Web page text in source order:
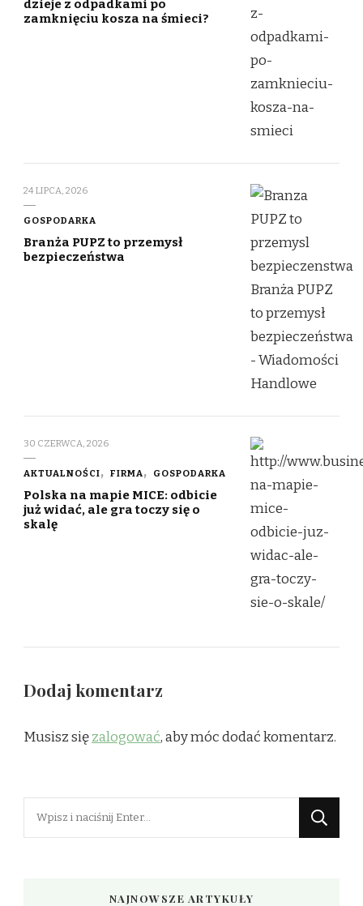
dzieje z odpadkami po
zamknięciu kosza na śmieci?
24 LIPCA, 2026
GOSPODARKA
Branża PUPZ to przemysł
bezpieczeństwa
30 CZERWCA, 2026
AKTUALNOŚCI FIRMA GOSPODARKA
Polska na mapie MICE: odbicie
już widać, ale gra toczy się o
skalę
Dodaj komentarz
Musisz sięzalogować, aby móc dodać komentarz.
NAJNOWSZE ARTYKUŁY